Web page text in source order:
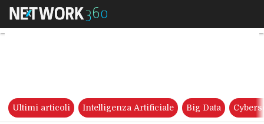
Citazione 15 gennaio 2016
Ultimi articoli Intelligenza Artificiale Big Data